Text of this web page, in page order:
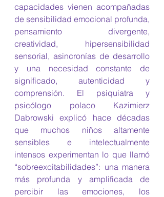
capacidades vienen acompañadas
de sensibilidad emocional profunda,
pensamiento divergente,
creatividad, hipersensibilidad
sensorial, asincronías de desarrollo
y una necesidad constante de
significado, autenticidad y
comprensión. El psiquiatra y
psicólogo polaco Kazimierz
Dabrowski explicó hace décadas
que muchos niños altamente
sensibles e intelectualmente
intensos experimentan lo que llamó
“sobreexcitabilidades”: una manera
más profunda y amplificada de
percibir las emociones, los